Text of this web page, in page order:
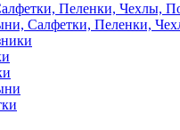
Пеленки, Чехлы,
Салфетки, Пеленки,